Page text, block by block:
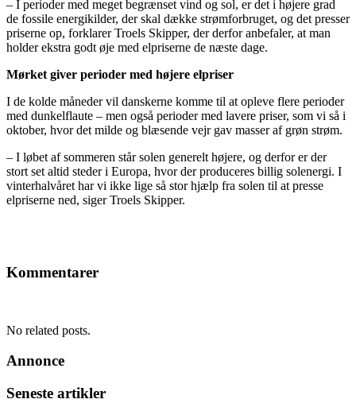
– I perioder med meget begrænset vind og sol, er det i højere grad
de fossile energikilder, der skal dække strømforbruget, og det presser
priserne op, forklarer Troels Skipper, der derfor anbefaler, at man
holder ekstra godt øje med elpriserne de næste dage.
Mørket giver perioder med højere elpriser
I de kolde måneder vil danskerne komme til at opleve flere perioder
med dunkelflaute – men også perioder med lavere priser, som vi så i
oktober, hvor det milde og blæsende vejr gav masser af grøn strøm.
– I løbet af sommeren står solen generelt højere, og derfor er der
stort set altid steder i Europa, hvor der produceres billig solenergi. I
vinterhalvåret har vi ikke lige så stor hjælp fra solen til at presse
elpriserne ned, siger Troels Skipper.
Kommentarer
No related posts.
Annonce
Seneste artikler